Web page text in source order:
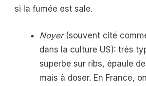
si la fumée est sale.
Noyer(souvent cité
dans la culture US): très
superbe sur ribs, épaule
mais à doser. En France,